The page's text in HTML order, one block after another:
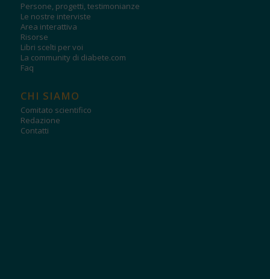
Persone, progetti, testimonianze
Le nostre interviste
Area interattiva
Risorse
Libri scelti per voi
La community di diabete.com
Faq
CHI SIAMO
Comitato scientifico
Redazione
Contatti